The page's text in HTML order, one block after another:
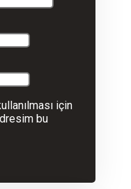
için
bu